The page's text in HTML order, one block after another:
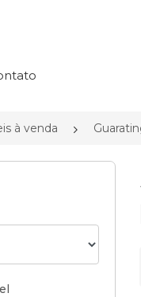
à venda